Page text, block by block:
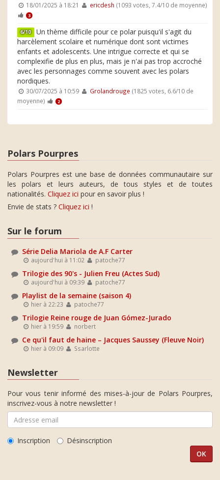
18/01/2025 à 18:21 ericdesh (1093 votes, 7.4/10 de moyenne)
3
6/10 Un thème difficile pour ce polar puisqu'il s'agit du
harcèlement scolaire et numérique dont sont victimes
enfants et adolescents. Une intrigue correcte et qui se
complexifie de plus en plus, mais je n'ai pas trop accroché
avec les personnages comme souvent avec les polars
nordiques.
30/07/2025 à 10:59 Grolandrouge (1825 votes, 6.6/10 de
moyenne)
2
Polars Pourpres
Polars Pourpres est une base de données communautaire sur
les polars et leurs auteurs, de tous styles et de toutes
nationalités. Cliquez ici pour en savoir plus !
Envie de stats ? Cliquez ici !
Sur le forum
Série Delia Mariola de A.F Carter
aujourd'hui à 11:02 patoche77
Trilogie des 90's - Julien Freu (Actes Sud)
aujourd'hui à 09:39 patoche77
Playlist de la semaine (saison 4)
hier à 22:23 patoche77
Trilogie Reine rouge de Juan Gómez-Jurado
hier à 19:59 norbert
Ce qu'il faut de haine – Jacques Saussey (Fleuve Noir)
hier à 09:09 Ssarlotte
Newsletter
Pour vous tenir informé des mises-à-jour de Polars Pourpres,
inscrivez-vous à notre newsletter !
Inscription Désinscription